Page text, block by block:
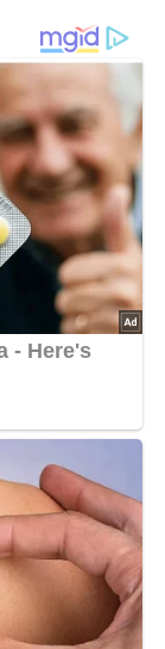
Birnen,
und so
ist.
in die Flaschen
mit Wodka
guten
Leipzig, DDR